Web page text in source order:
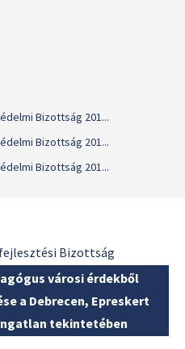
Bizottság 201...
Bizottság 201...
Bizottság 201...
Bizottság
városi érdekből
a Debrecen, Epreskert
tekintetében